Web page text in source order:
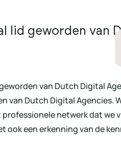
lid geworden van
van Dutch Digital
van Dutch Digital Agencies.
netwerk dat we
ook een erkenning van de